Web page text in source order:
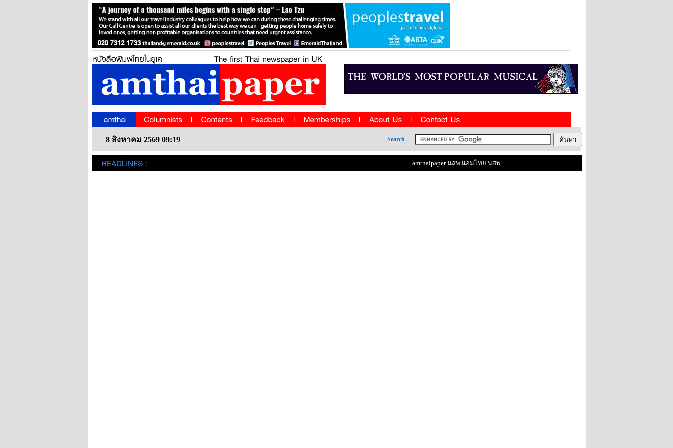
8 สิงหาคม 2569 09:19 Search
amthaipaper นสพ แอมไทย นสพ ไทยในสหราชอาณาจักร ติดต่อเราได้ที่ contact@amthai.co.uk ,